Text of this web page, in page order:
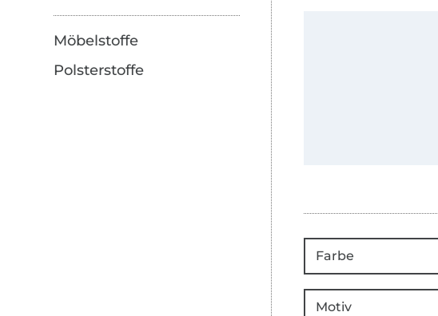
Möbelstoffe
Polsterstoffe
Farbe
Motiv